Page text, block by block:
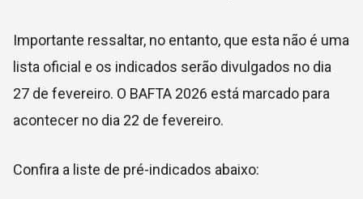
Importante ressaltar, no entanto, que esta não é uma
lista oficial e os indicados serão divulgados no dia
27 de fevereiro. O BAFTA 2026 está marcado para
acontecer no dia 22 de fevereiro.
Confira a liste de pré-indicados abaixo: